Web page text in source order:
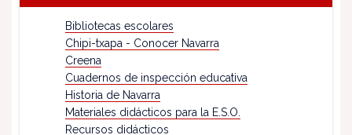
Bibliotecas escolares
Chipi-txapa - Conocer Navarra
Creena
Cuadernos de inspección educativa
Historia de Navarra
Materiales didácticos para la E.S.O.
Recursos didácticos